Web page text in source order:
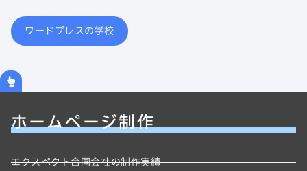
ワードプレスの学校
ホームページ制作
エクスペクト合同会社の制作実績